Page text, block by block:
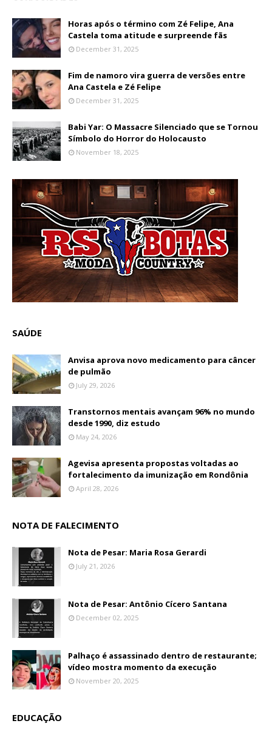
Horas após o término com Zé Felipe, Ana
Castela toma atitude e surpreende fãs
December 31, 2025
Fim de namoro vira guerra de versões entre
Ana Castela e Zé Felipe
December 31, 2025
Babi Yar: O Massacre Silenciado que se Tornou
Símbolo do Horror do Holocausto
November 18, 2025
SAÚDE
Anvisa aprova novo medicamento para câncer
de pulmão
July 29, 2026
Transtornos mentais avançam 96% no mundo
desde 1990, diz estudo
May 24, 2026
Agevisa apresenta propostas voltadas ao
fortalecimento da imunização em Rondônia
April 28, 2026
NOTA DE FALECIMENTO
Nota de Pesar: Maria Rosa Gerardi
July 21, 2026
Nota de Pesar: Antônio Cícero Santana
December 02, 2025
Palhaço é assassinado dentro de restaurante;
vídeo mostra momento da execução
November 20, 2025
EDUCAÇÃO